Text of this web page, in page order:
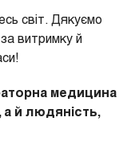
світ. Дякуємо
витримку й
медицина
а й людяність,